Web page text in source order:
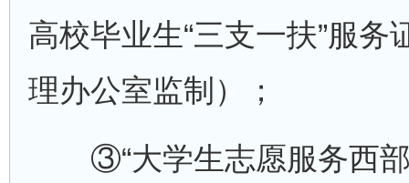
高校毕业生“三支一扶”服务
理办公室监制）；
③“大学生志愿服务西部